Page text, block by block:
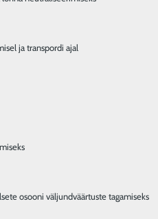
ja transpordi ajal
osooni väljundväärtuste tagamiseks